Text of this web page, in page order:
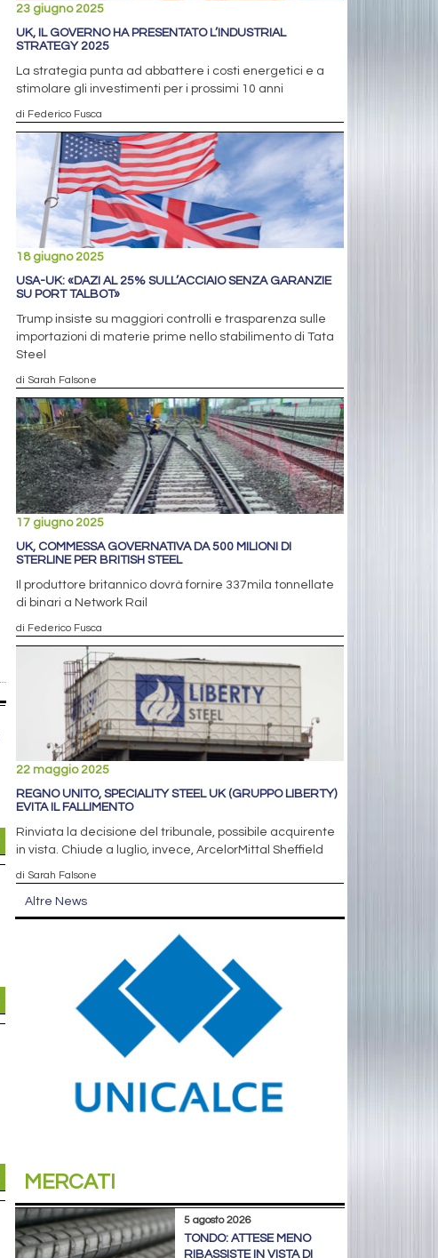
23 giugno 2025
UK, IL GOVERNO HA PRESENTATO L’INDUSTRIAL
STRATEGY 2025
La strategia punta ad abbattere i costi energetici e a
stimolare gli investimenti per i prossimi 10 anni
di Federico Fusca
18 giugno 2025
USA-UK: «DAZI AL 25% SULL’ACCIAIO SENZA GARANZIE
SU PORT TALBOT»
Trump insiste su maggiori controlli e trasparenza sulle
importazioni di materie prime nello stabilimento di Tata
Steel
di Sarah Falsone
17 giugno 2025
UK, COMMESSA GOVERNATIVA DA 500 MILIONI DI
STERLINE PER BRITISH STEEL
Il produttore britannico dovrà fornire 337mila tonnellate
di binari a Network Rail
di Federico Fusca
22 maggio 2025
REGNO UNITO, SPECIALITY STEEL UK (GRUPPO LIBERTY)
EVITA IL FALLIMENTO
Rinviata la decisione del tribunale, possibile acquirente
in vista. Chiude a luglio, invece, ArcelorMittal Sheffield
di Sarah Falsone
Altre News
MERCATI
5 agosto 2026
TONDO: ATTESE MENO
RIBASSISTE IN VISTA DI